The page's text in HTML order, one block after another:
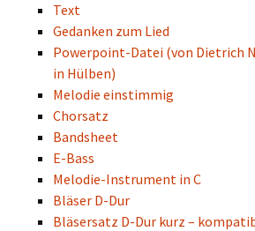
Text
Gedanken zum Lied
Powerpoint-Datei (von Dietrich
in Hülben)
Melodie einstimmig
Chorsatz
Bandsheet
E-Bass
Melodie-Instrument in C
Bläser D-Dur
Bläsersatz D-Dur kurz –